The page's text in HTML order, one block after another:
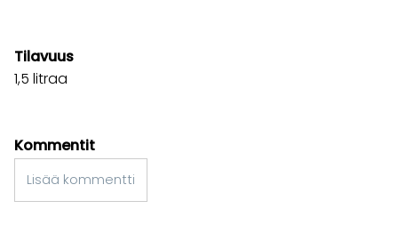
Tilavuus
1,5 litraa
Kommentit
Lisää kommentti